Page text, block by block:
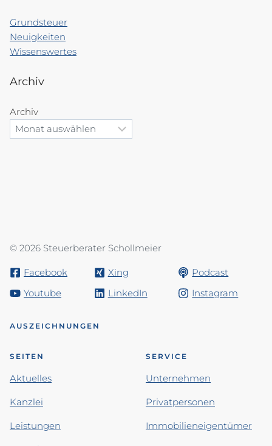
Grundsteuer
Neuigkeiten
Wissenswertes
Archiv
Archiv
© 2026 Steuerberater Schollmeier
Facebook Xing
Podcast
Youtube
LinkedIn Instagram
AUSZEICHNUNGEN
SEITEN
Aktuelles
Kanzlei
Leistungen
SERVICE
Unternehmen
Privatpersonen
Immobilieneigentümer